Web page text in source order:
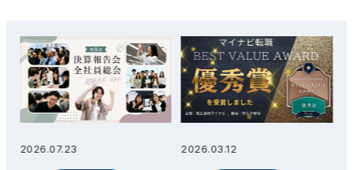
2026.07.23 2026.03.12